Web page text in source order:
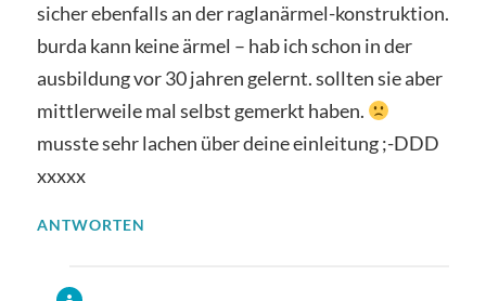
sicher ebenfalls an der raglanärmel-konstruktion.
burda kann keine ärmel – hab ich schon in der
ausbildung vor 30 jahren gelernt. sollten sie aber
mittlerweile mal selbst gemerkt haben.
musste sehr lachen über deine einleitung ;-DDD
xxxxx
ANTWORTEN